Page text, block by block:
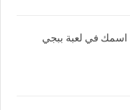
اسمك في لعبة ببجي